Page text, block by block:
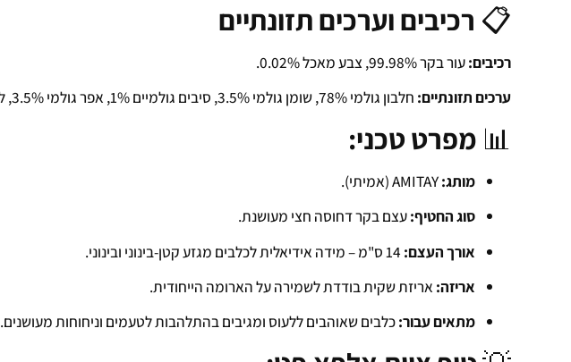
📋 רכיבים וערכים תזונתיים
רכיבים:עור בקר 99.98%, צבע מאכל 0.02%.
ערכים תזונתיים: חלבון גולמי 78%, שומן גולמי 3.5%, סיבים גולמיים 1%, אפר גולמי 3.5%, לחות 18%.
📊 מפרט טכני:
מותג:AMITAY (אמיתי).
סוג החטיף:עצם בקר דחוסה חצי מעושנת.
אורך העצם:14 ס"מ – מידה אידיאלית לכלבים מגזע קטן-בינוני ובינוני.
אריזה: אריזת שקית בודדת לשמירה על הארומה הייחודית.
מתאים עבור:כלבים שאוהבים ללעוס ומגיבים בהתלהבות לטעמים וניחוחות מעושנים.